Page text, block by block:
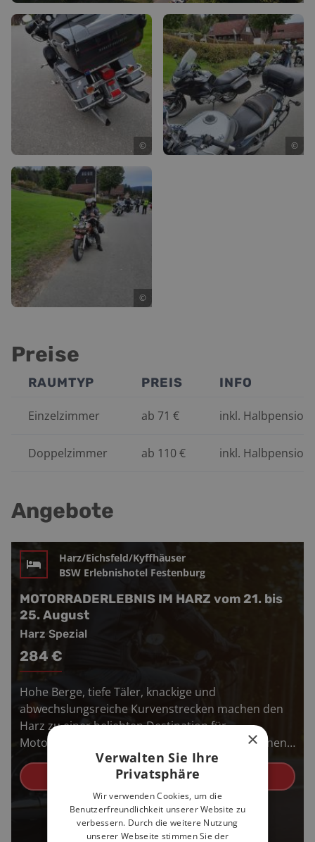
© ©
©
Preise
RAUMTYP PREIS INFO
Einzelzimmer ab 71 € inkl.
Doppelzimmer ab 110€ inkl.
Angebote
Harz/Eichsfeld/Kyffhäuser
BSW Erlebnishotel Festenburg
MOTORRADERLEBNIS IM HARZ vom 21. bis
25. August
Harz Spezial
284 €
Hohe Berge, tiefe Täler, knackige und
abwechslungsreiche Kurvenstrecken machen den
Harz zu einer beliebten Destination für
Motorradfahrer. Motorradfreunde erwarten einen
außerge...
read more
×
Verwalten Sie Ihre
Privatsphäre
Wir verwenden Cookies, um die
Benutzerfreundlichkeit unserer Website zu
verbessern. Durch die weitere Nutzung
unserer Webseite stimmen Sie der